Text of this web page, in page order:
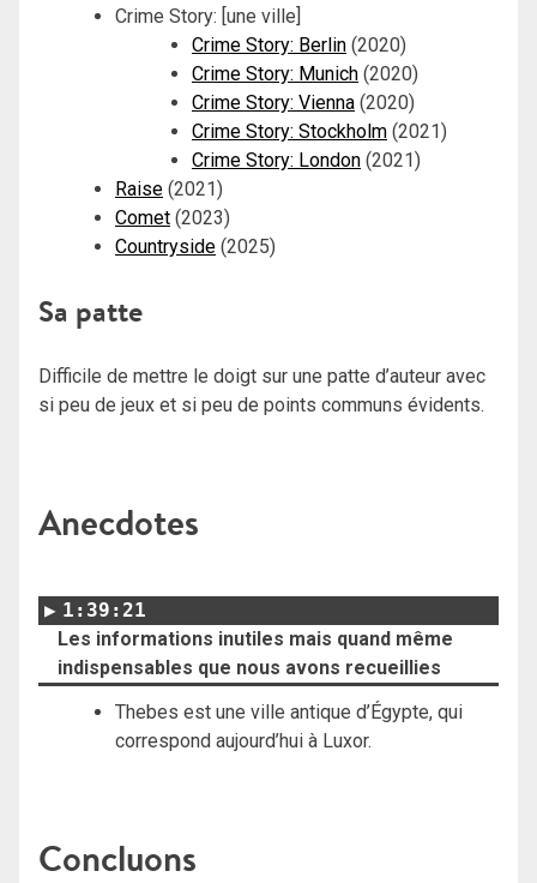
Crime Story: [une ville]
Crime Story: Berlin (2020)
Crime Story: Munich (2020)
Crime Story: Vienna (2020)
Crime Story: Stockholm (2021)
Crime Story: London (2021)
Raise (2021)
Comet (2023)
Countryside (2025)
Sa patte
Difficile de mettre le doigt sur une patte d’auteur avec
si peu de jeux et si peu de points communs évidents.
Anecdotes
1:39:21
Les informations inutiles mais quand même
indispensables que nous avons recueillies
Thebes est une ville antique d’Égypte, qui
correspond aujourd’hui à Luxor.
Concluons